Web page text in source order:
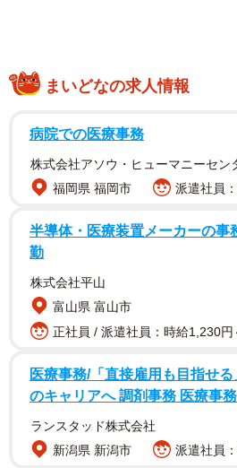
初対面の他人から、いきなりその
高橋さんは驚きと不快感を感じ、
いいねがつき、大きな反響を呼ん
を伺いました。
高橋さんが女性2人と出会ったのは
なお祭り。年配の女性の方に声を
さんは「『うちの孫も同じくらい
舎によくいる気さくなおばあちゃ
振り返ります。
その後、年配女性の娘と思しき女
まいどなの求人情報
病院での医療事務
株式会社アソウ・ヒューマニーセン
福岡県 福岡市
派遣社員
半導体・医療装置メーカーの事
勤
株式会社平山
富山県 富山市
正社員 / 派遣社員：時給1,230円
医療事務/「直接雇用も目指せ
のキャリアへ 調剤事務 医療事
ランスタッド株式会社
新潟県 新潟市
派遣社員